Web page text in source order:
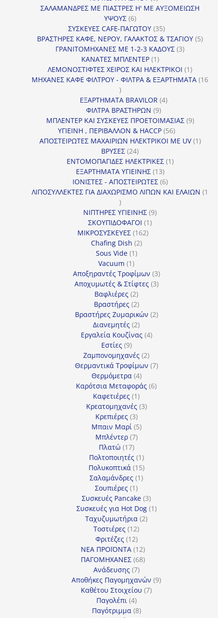
προϊόντα
ΣΑΛΑΜΑΝΔΡΕΣ ΜΕ ΠΙΑΣΤΡΕΣ Η' ΜΕ ΑΥΞΟΜΕΙΩΣΗ
ΥΨΟΥΣ 66
προϊόντα
ΣΥΣΚΕΥΕΣ CAFE-ΠΑΓΩΤΟΥ 3535
προϊόντα
ΒΡΑΣΤΗΡΕΣ ΚΑΦΕ, ΝΕΡΟΥ, ΓΑΛΑΚΤΟΣ & ΤΣΑΓΙΟΥ 55
ΓΡΑΝΙΤΟΜΗΧΑΝΕΣ ΜΕ 1-2-3 ΚΑΔΟΥΣ 33
ΚΑΝΑΤΕΣ ΜΠΛΕΝΤΕΡ 11
προϊόν
ΛΕΜΟΝΟΣΤΙΦΤΕΣ ΧΕΙΡΟΣ ΚΑΙ ΗΛΕΚΤΡΙΚΟΙ 11
προϊόν
ΜΗΧΑΝΕΣ ΚΑΦΕ ΦΙΛΤΡΟΥ - ΦΙΛΤΡΑ & ΕΞΑΡΤΗΜΑΤΑ 16
16
προϊόντα
ΕΞΑΡΤΗΜΑΤΑ BRAVILOR 44
ΦΙΛΤΡΑ ΒΡΑΣΤΗΡΩΝ 99
προϊόντα
ΜΠΛΕΝΤΕΡ ΚΑΙ ΣΥΣΚΕΥΕΣ ΠΡΟΕΤΟΙΜΑΣΙΑΣ 99
ΥΓΙΕΙΝΗ , ΠΕΡΙΒΑΛΛΟΝ & HACCP 5656
προϊόντα
ΑΠΟΣΤΕΙΡΩΤΕΣ ΜΑΧΑΙΡΙΩΝ ΗΛΕΚΤΡΙΚΟΙ ΜΕ UV 11
ΒΡΥΣΕΣ 2424
προϊόντα
ΕΝΤΟΜΟΠΑΓΙΔΕΣ ΗΛΕΚΤΡΙΚΕΣ 11
ΕΞΑΡΤΗΜΑΤΑ ΥΓΙΕΙΝΗΣ 1313
προϊόντα
ΙΟΝΙΣΤΕΣ - ΑΠΟΣΤΕΙΡΩΤΕΣ 66
προϊόντα
ΛΙΠΟΣΥΛΛΕΚΤΕΣ ΓΙΑ ΔΙΑΧΩΡΙΣΜΟ ΛΙΠΩΝ ΚΑΙ ΕΛΑΙΩΝ 1
1
προϊόν
ΝΙΠΤΗΡΕΣ ΥΓΙΕΙΝΗΣ 99
ΣΚΟΥΠΙΔΟΦΑΓΟΙ 11
ΜΙΚΡΟΣΥΣΚΕΥΕΣ 162162
Chafing Dish 22
Sous Vide 11
Vacuum 11
προϊόν
Αποξηραντές Τροφίμων 33
προϊόντα
Αποχυμωτές & Στίφτες 33
Βαφλιέρες 22
προϊόντα
Βραστήρες 22
προϊόντα
Βραστήρες Ζυμαρικών 22
Διανεμητές 22
προϊόντα
Εργαλεία Κουζίνας 44
Εστίες 99
προϊόντα
Ζαμπονομηχανές 22
προϊόντα
Θερμαντικά Τροφίμων 77
Θερμόμετρα 44
προϊόντα
Καρότσια Μεταφοράς 66
Καφετιέρες 11
προϊόν
Κρεατομηχανές 33
Κρεπιέρες 33
προϊόντα
Μπαιν Μαρί 55
Μπλέντερ 77
Πλατώ 1717
προϊόντα
Πολτοποιητές 11
προϊόν
Πολυκοπτικά 1515
προϊόντα
Σαλαμάνδρες 11
Σουπιέρες 11
προϊόν
Συσκευές Pancake 33
προϊόντα
Συσκευές για Hot Dog 11
Ταχυζυμωτήρια 22
Τοστιέρες 1212
προϊόντα
Φριτέζες 1212
προϊόντα
ΝΕΑ ΠΡΟΪΟΝΤΑ 1212
προϊόντα
ΠΑΓΟΜΗΧΑΝΕΣ 6868
Ανάδευσης 77
προϊόντα
Αποθήκες Παγομηχανών 99
Καθέτου Στοιχείου 77
Παγολέπι 44
προϊόντα
Παγότριμμα 88